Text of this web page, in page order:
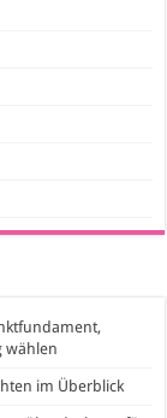
wählen
im Überblick